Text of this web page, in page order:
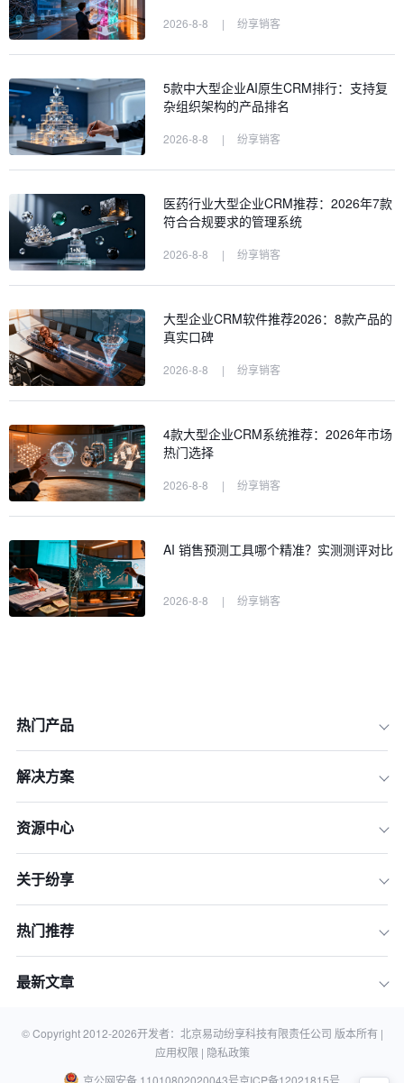
二、ISO 9001质量管理体系
六、统计过程控制（SPC）
2026-8-8 | 纷享销客
5款中大型企业AI原生CRM排行：支持复
杂组织架构的产品排名
2026-8-8 | 纷享销客
医药行业大型企业CRM推荐：2026年7款
符合合规要求的管理系统
2026-8-8 | 纷享销客
大型企业CRM软件推荐2026：8款产品的
真实口碑
2026-8-8 | 纷享销客
4款大型企业CRM系统推荐：2026年市场
热门选择
2026-8-8 | 纷享销客
AI 销售预测工具哪个精准？实测测评对比
2026-8-8 | 纷享销客
热门产品
解决方案
资源中心
关于纷享
热门推荐
最新文章
© Copyright 2012-2026开发者：北京易动纷享科技有限责任公司 版本所有 |
应用权限 | 隐私政策
京公网安备 11010802020043号京ICP备12021815号